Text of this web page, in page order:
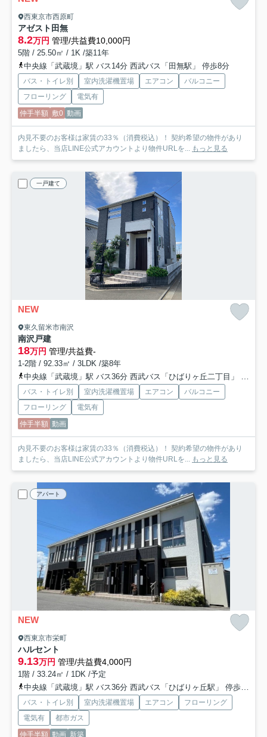
西東京市西原町
アゼスト田無
8.2万円 管理/共益費10,000円
5階 / 25.50㎡ / 1K /築11年
中央線「武蔵境」駅 バス14分 西武バス「田無駅」 停歩8分
バス・トイレ別 室内洗濯機置場 エアコン
バルコニー
フローリング
電気有
仲手半額 敷0 動画
内見不要のお客様は家賃の33％（消費税込）！ 契約希望の物件があり
ましたら、当店LINE公式アカウントより物件URLを...
もっと見る
一戸建て
NEW
東久留米市南沢
南沢戸建
18万円 管理/共益費-
1-2階 / 92.33㎡ / 3LDK /築8年
中央線「武蔵境」駅 バス36分 西武バス「ひばりヶ丘二丁目」 停歩13分
バス・トイレ別 室内洗濯機置場 エアコン
バルコニー
フローリング
電気有
仲手半額 動画
内見不要のお客様は家賃の33％（消費税込）！ 契約希望の物件があり
ましたら、当店LINE公式アカウントより物件URLを...
もっと見る
アパート
NEW
西東京市栄町
ハルセント
9.13万円 管理/共益費4,000円
1階 / 33.24㎡ / 1DK /予定
中央線「武蔵境」駅 バス36分 西武バス「ひばりヶ丘駅」 停歩12分
バス・トイレ別 室内洗濯機置場 エアコン
フローリング
電気有
都市ガス
仲手半額 動画 新築